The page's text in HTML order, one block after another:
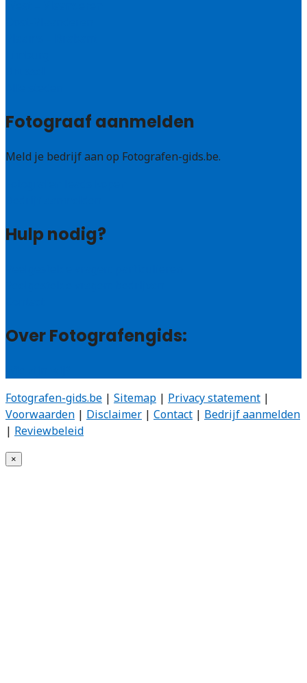
Fotograaf aanmelden
Meld je bedrijf aan op Fotografen-gids.be.
Hulp nodig?
Over Fotografengids:
Fotografen-gids.be | Sitemap | Privacy statement |
Voorwaarden | Disclaimer | Contact | Bedrijf aanmelden
| Reviewbeleid
×